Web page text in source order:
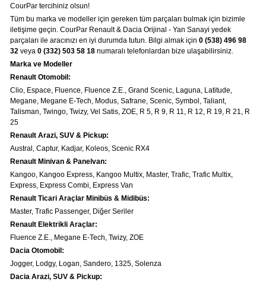
Elektronik Aksamlar
Renault, Dacia ve Nisan marka araçlara ait
orjinal elektronik parçalar Courpar’da
Bakım Ürünleri
Yağ, antifiriz ve hava filitresi gibi tüm
gerekli sarf malzemeler Courpar’da
Konya içi kurye ile
elden teslim
Renault & Dacia Araçlarınızda
Yedek Parça Çözümleri için
En Güvenilir Destek Noktası
CourPar tercihiniz olsun!
Tüm bu marka ve modeller için gereken tüm parçaları bulmak için bizimle
iletişime geçin. CourPar Renault & Dacia Orijinal - Yan Sanayi yedek
parçaları ile aracınızı en iyi durumda tutun. Bilgi almak için 0 (538) 496 98
32veya 0 (332) 503 58 18numaralı telefonlardan bize ulaşabilirsiniz.
Marka ve Modeller
Renault Otomobil:
Clio, Espace, Fluence, Fluence Z.E., Grand Scenic, Laguna, Latitude,
Megane, Megane E-Tech, Modus, Safrane, Scenic, Symbol, Taliant,
Talisman, Twingo, Twizy, Vel Satis, ZOE, R 5, R 9, R 11, R 12, R 19, R 21, R
25
Renault Arazi, SUV & Pickup:
Austral, Captur, Kadjar, Koleos, Scenic RX4
Renault Minivan & Panelvan:
Kangoo, Kangoo Express, Kangoo Multix, Master, Trafic, Trafic Multix,
Express, Express Combi, Express Van
Renault Ticari Araçlar Minibüs & Midibüs:
Master, Trafic Passenger, Diğer Seriler
Renault Elektrikli Araçlar:
Fluence Z.E., Megane E-Tech, Twizy, ZOE
Dacia Otomobil:
Jogger, Lodgy, Logan, Sandero, 1325, Solenza
Dacia Arazi, SUV & Pickup: